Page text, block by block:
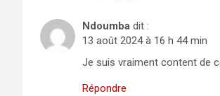
Ndoumba dit :
13 août 2024 à 16 h 44 min
Je suis vraiment content de
Répondre